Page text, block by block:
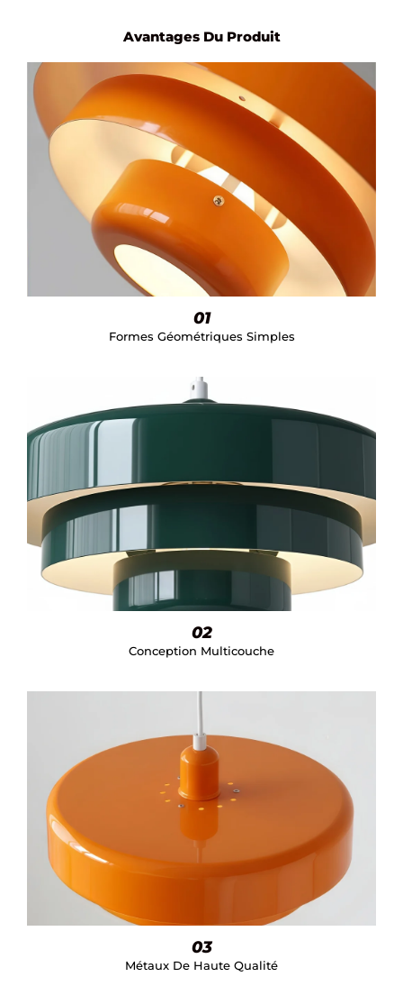
Avantages Du Produit
01
Formes Géométriques Simples
02
Conception Multicouche
03
Métaux De Haute Qualité